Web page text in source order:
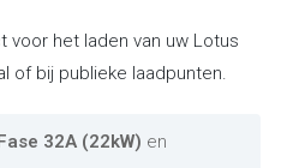
voor het laden van uw Lotus
of bij publieke laadpunten.
32A (22kW) en